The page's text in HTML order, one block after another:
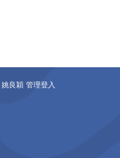
姚良穎 管理登入